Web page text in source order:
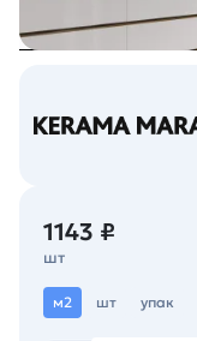
1143 ₽
шт
м2 шт упак